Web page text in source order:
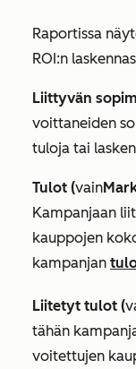
Raportissa
ROI:n
Liittyvän
voittaneiden
tuloja tai
Tulot (vain
Kampanjaan
kauppojen
kampanjan
Liitetyt tulot (
tähän
voitettujen